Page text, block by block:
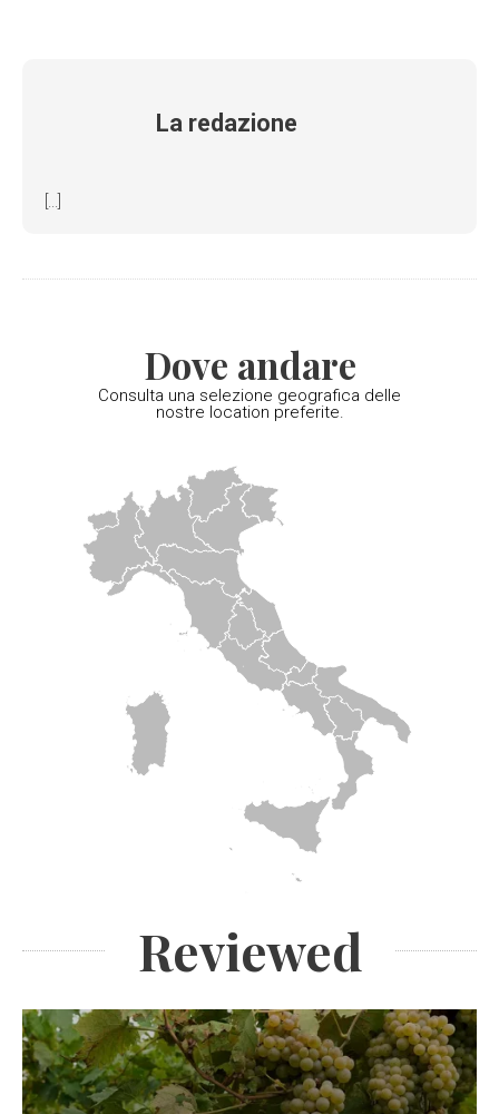
La redazione
[...]
Dove andare
Consulta una selezione geografica delle
nostre location preferite.
Reviewed